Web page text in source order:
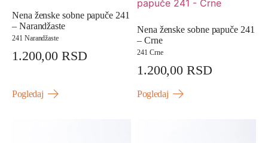
Nena ženske sobne papuče 241
– Narandžaste
241 Narandžaste
1.200,00RSD
Pogledaj
Nena ženske sobne papuče 241
– Crne
241 Crne
1.200,00RSD
Pogledaj